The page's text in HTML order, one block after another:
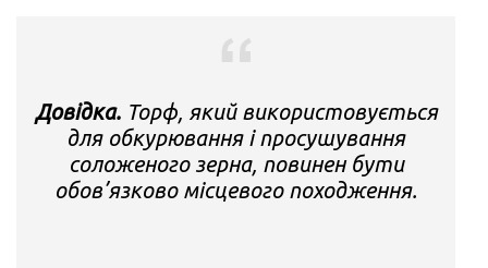
Довідка.Торф, який використовується
для обкурювання і просушування
соложеного зерна, повинен бути
обов’язково місцевого походження.